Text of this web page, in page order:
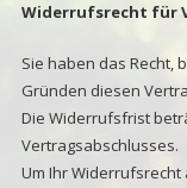
Widerrufsrecht für
Sie haben das Recht,
Gründen diesen
Die Widerrufsfrist
Vertragsabschlusses.
Um Ihr